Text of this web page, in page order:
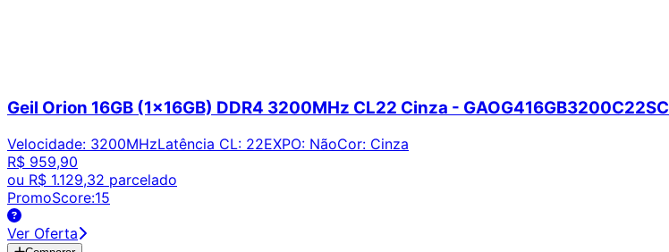
Geil Orion 16GB (1x16GB) DDR4 3200MHz CL22 Cinza - GAOG416GB3200C22SC
Velocidade: 3200MHzLatência CL: 22EXPO: NãoCor: Cinza
R$ 959,90
ou R$ 1.129,32 parcelado
PromoScore:15
Ver Oferta